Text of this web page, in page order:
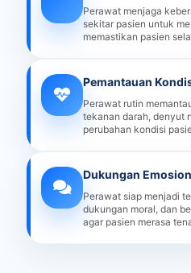
Perawat menjaga
sekitar pasien untuk
memastikan pasien
Pemantauan
Perawat rutin
tekanan darah, denyut
perubahan kondisi
Dukungan
Perawat siap menjadi
dukungan moral, dan
agar pasien merasa